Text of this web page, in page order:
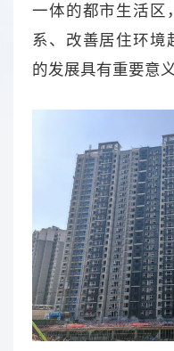
一体的都市生活区
系、改善居住环境
的发展具有重要意